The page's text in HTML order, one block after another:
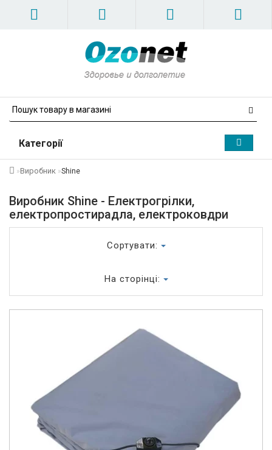
Категорії
Виробник Shine
Виробник Shine - Електрогрілки,
електропростирадла, електроковдри
Сортувати:
На сторінці: